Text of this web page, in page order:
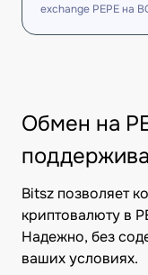
exchange PEPE на
Обмен на
Bitsz позволяет
криптовалюту в
Надежно, без
ваших условиях.